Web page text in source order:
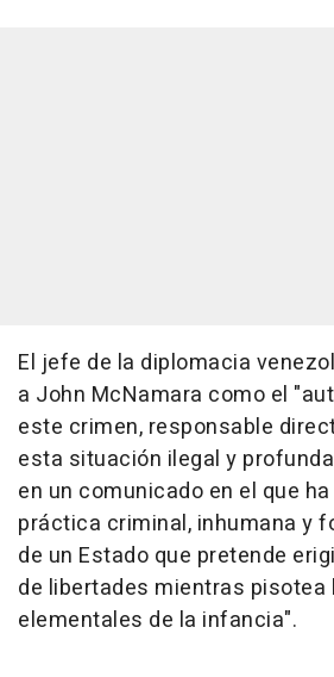
El jefe de la diplomacia
a John McNamara como el
este crimen, responsable
esta situación ilegal y
en un comunicado en el que
práctica criminal, inhumana y
de un Estado que pretende
de libertades mientras
elementales de la infancia".